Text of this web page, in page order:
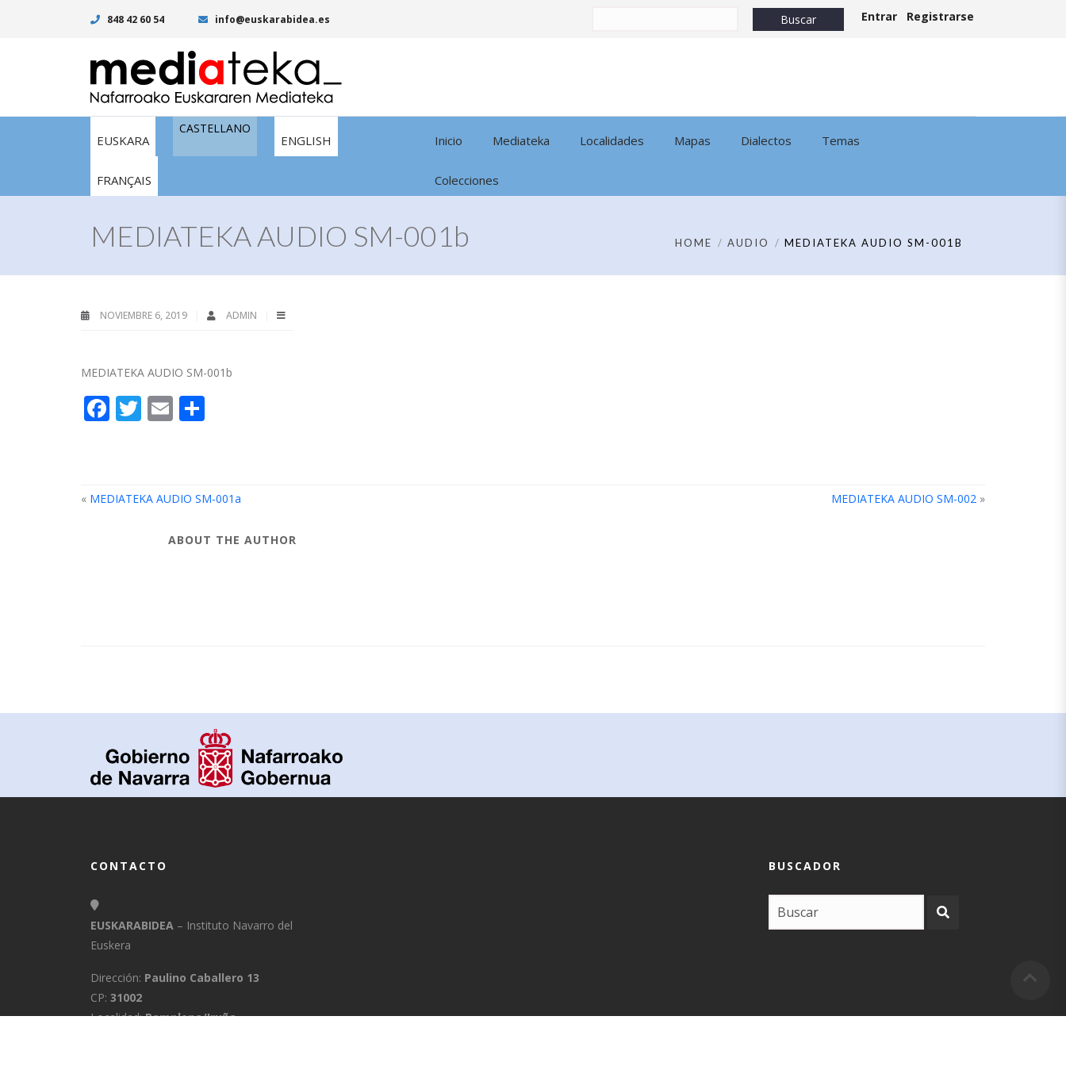
848 42 60 54 info@euskarabidea.es Entrar Registrarse
EUSKARA
CASTELLANO
ENGLISH
FRANÇAIS
Inicio Mediateka Localidades Mapas Dialectos Temas
Colecciones
MEDIATEKA AUDIO SM-001b HOME AUDIO MEDIATEKA AUDIO SM-001B
NOVIEMBRE 6, 2019 ADMIN
MEDIATEKA AUDIO SM-001b
Facebook
Twitter
Email
« MEDIATEKA AUDIO SM-001a MEDIATEKA AUDIO SM-002 »
ABOUT THE AUTHOR
CONTACTO
EUSKARABIDEA – Instituto Navarro del
Euskera
Dirección: Paulino Caballero 13
CP: 31002
Localidad:Pamplona/Iruña
BUSCADOR